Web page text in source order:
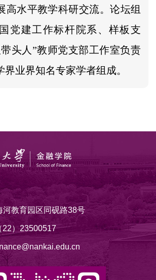
高水平教学科研交流。论坛组
党建工作标杆院系、样板支
头人”教师党支部工作室负责
界业界知名专家学者组成。
河教育园区同砚路38号
22）23500517